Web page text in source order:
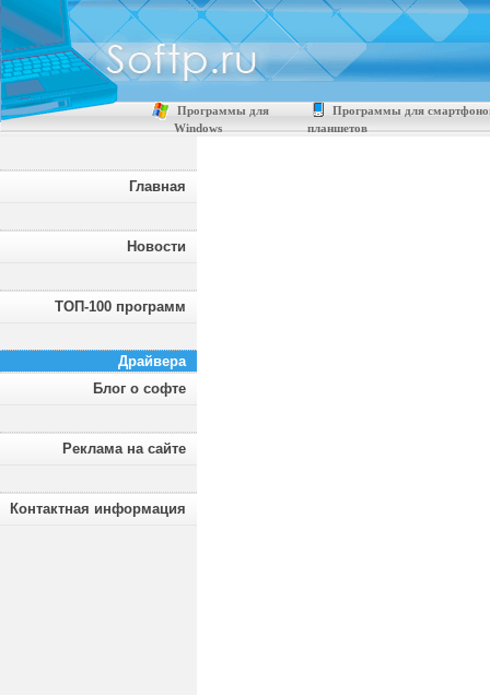
Программы для
Windows
Программы для
планшетов
Главная
Новости
ТОП-100 программ
Драйвера
Блог о софте
Реклама на сайте
Контактная информация